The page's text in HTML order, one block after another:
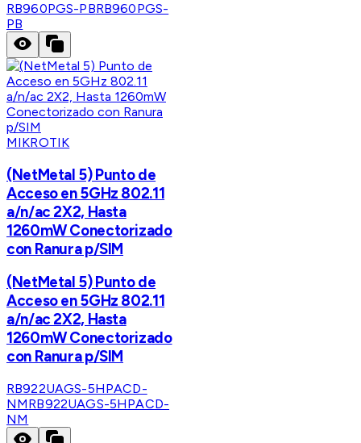
RB960PGS-PBRB960PGS-
PB
MIKROTIK
(NetMetal 5) Punto de
Acceso en 5GHz 802.11
a/n/ac 2X2, Hasta
1260mW Conectorizado
con Ranura p/SIM
(NetMetal 5) Punto de
Acceso en 5GHz 802.11
a/n/ac 2X2, Hasta
1260mW Conectorizado
con Ranura p/SIM
RB922UAGS-5HPACD-
NMRB922UAGS-5HPACD-
NM